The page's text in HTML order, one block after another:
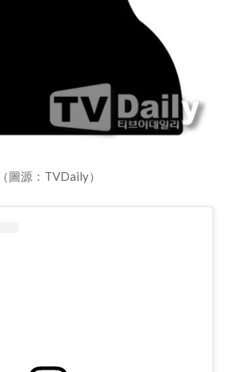
（圖源：TVDaily）